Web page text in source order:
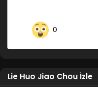
0
Lie Huo Jiao Chou İzle